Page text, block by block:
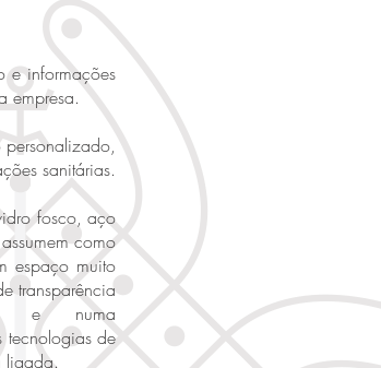
e informações
empresa.
personalizado,
sanitárias.
fosco, aço
como
espaço muito
transparência
e numa
tecnologias de
ligada.